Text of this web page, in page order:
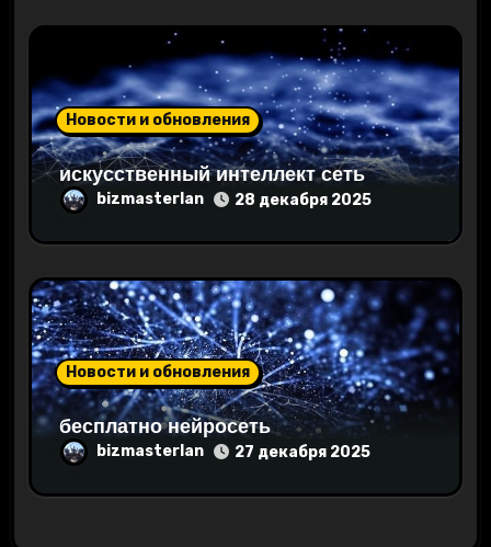
я
м
Новости и обновления
искусственный интеллект сеть
bizmasterlan 28 декабря 2025
Новости и обновления
бесплатно нейросеть
bizmasterlan 27 декабря 2025